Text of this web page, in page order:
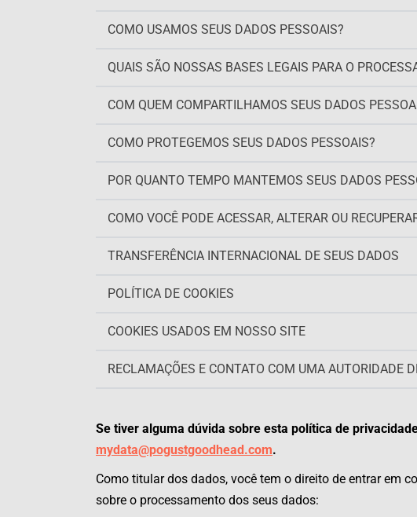
COMO USAMOS SEUS DADOS PESSOAIS?
QUAIS SÃO NOSSAS BASES LEGAIS PARA O
COM QUEM COMPARTILHAMOS SEUS DADOS
COMO PROTEGEMOS SEUS DADOS PESSOAIS?
POR QUANTO TEMPO MANTEMOS SEUS DADOS
COMO VOCÊ PODE ACESSAR, ALTERAR OU
TRANSFERÊNCIA INTERNACIONAL DE SEUS DADOS
POLÍTICA DE COOKIES
COOKIES USADOS EM NOSSO SITE
RECLAMAÇÕES E CONTATO COM UMA AUTORIDADE
Se tiver alguma dúvida sobre esta política de
mydata@pogustgoodhead.com.
Como titular dos dados, você tem o direito de entrar em
sobre o processamento dos seus dados: